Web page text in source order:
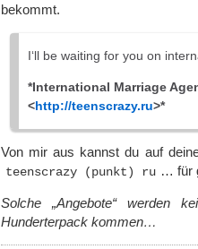
bekommt.
I‘ll be waiting for you on
*International Marriage
<http://teenscrazy.ru>*
Von mir aus kannst du auf
teenscrazy (punkt) ru … für
Solche „Angebote“ werden
Hunderterpack kommen…